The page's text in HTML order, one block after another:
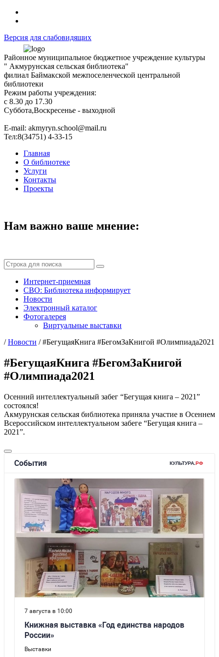
Версия для слабовидящих
Районное муниципальное бюджетное учреждение культуры
" Акмурунская сельская библиотека"
филиал Баймакской межпоселенческой центральной
библиотеки
Режим работы учреждения:
с 8.30 до 17.30
Суббота,Воскресенье - выходной
Е-mail: akmyryn.school@mail.ru
Тел:8(34751) 4-33-15
Главная
О библиотеке
Услуги
Контакты
Проекты
Нам важно ваше мнение:
Интернет-приемная
СВО: Библиотека информирует
Новости
Электронный каталог
Фотогалерея
Виртуальные выставки
/Новости /#БегущаяКнига #БегомЗаКнигой #Олимпиада2021
#БегущаяКнига #БегомЗаКнигой
#Олимпиада2021
Осенний интеллектуальный забег “Бегущая книга – 2021”
состоялся!
Акмурунская сельская библиотека приняла участие в Осеннем
Всероссийском интеллектуальном забеге “Бегущая книга –
2021”.